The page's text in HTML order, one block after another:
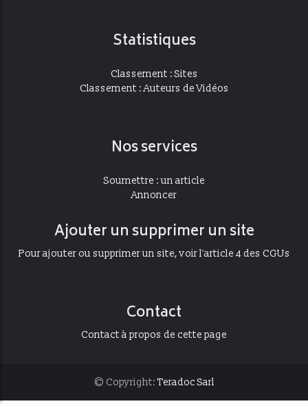
Statistiques
Classement : Sites
Classement : Auteurs de Vidéos
Nos services
Soumettre : un article
Annoncer
Ajouter un supprimer un site
Pour ajouter ou supprimer un site, voir l'article 4 des CGUs
Contact
Contact à propos de cette page
© Copyright:Teradoc Sarl